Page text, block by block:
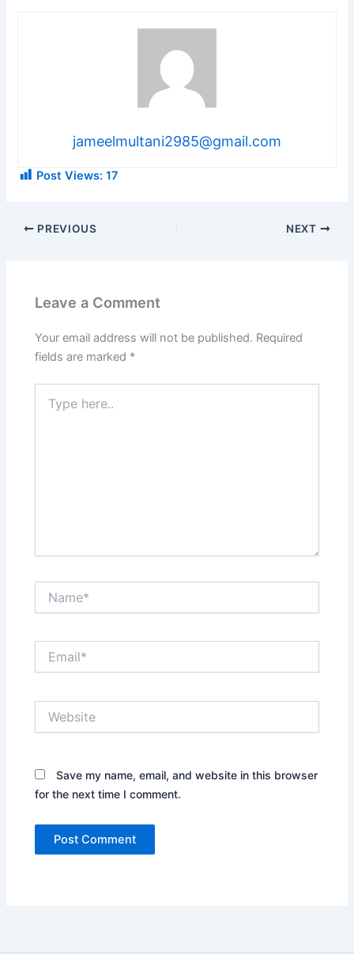
jameelmultani2985@gmail.com
Post Views: 17
PREVIOUS NEXT
Leave a Comment
Your email address will not be published. Required
fields are marked *
here..
Save my name, email, and website in this browser
for the next time I comment.